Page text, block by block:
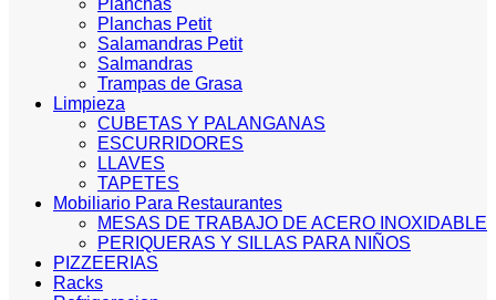
Planchas
Planchas Petit
Salamandras Petit
Salmandras
Trampas de Grasa
Limpieza
CUBETAS Y PALANGANAS
ESCURRIDORES
LLAVES
TAPETES
Mobiliario Para Restaurantes
MESAS DE TRABAJO DE ACERO INOXIDABLE
PERIQUERAS Y SILLAS PARA NIÑOS
PIZZEERIAS
Racks